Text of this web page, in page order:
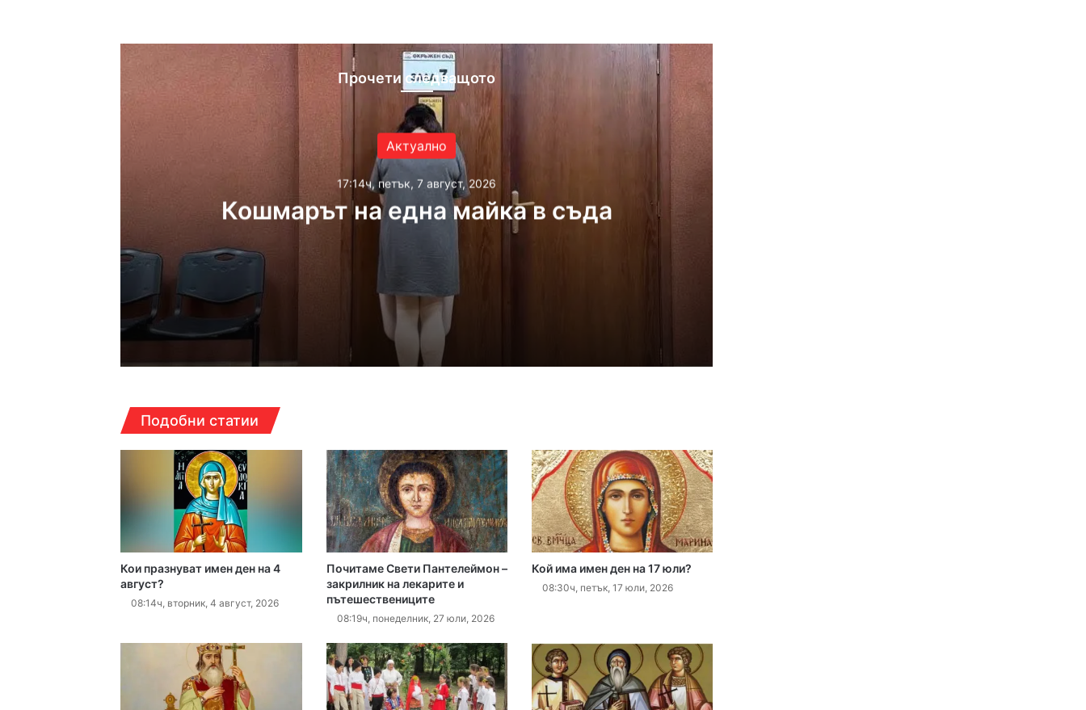
Прочети следващото
Актуално
17:14ч, петък, 7 август, 2026
Кошмарът на една майка в съда
17:14ч, петък, 7 август, 2026
Кошмарът на една майка в съда
16:38ч, петък, 7 август, 2026
Над 5 кг наркотици иззети в Пловдивско за месец
16:16ч, петък, 7 август, 2026
Какво да правим в Пловдив (07.08– 13.08)
16:10ч, петък, 7 август, 2026
Етикетите в магазините остават само в евро
16:00ч, петък, 7 август, 2026
Специален гост от Бразилия посети пловдивските пожарникари
Подобни статии
Кои празнуват имен ден на 4
август?
08:14ч, вторник, 4 август, 2026
Почитаме Свети Пантелеймон –
закрилник на лекарите и
пътешествениците
08:19ч, понеделник, 27 юли, 2026
Кой има имен ден на 17 юли?
08:30ч, петък, 17 юли, 2026